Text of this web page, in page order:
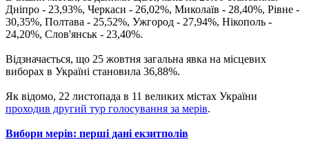
Дніпро - 23,93%, Черкаси - 26,02%, Миколаїв - 28,40%, Рівне -
30,35%, Полтава - 25,52%, Ужгород - 27,94%, Нікополь -
24,20%, Слов'янськ - 23,40%.
Відзначається, що 25 жовтня загальна явка на місцевих
виборах в Україні становила 36,88%.
Як відомо, 22 листопада в 11 великих містах України
проходив другий тур голосування за мерів.
Вибори мерів: перші дані екзитполів